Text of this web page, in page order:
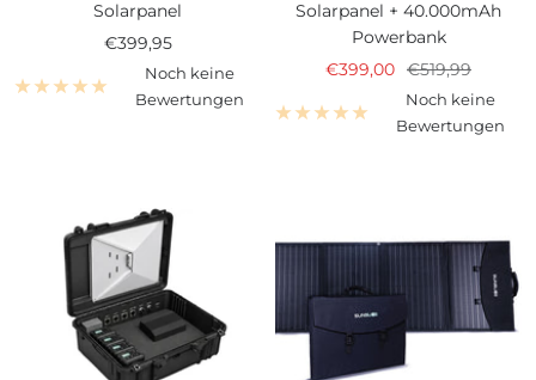
Solarpanel
Angebotspreis
€399,95
Noch keine
Bewertungen
Solarpanel + 40.000mAh
Powerbank
Angebotspreis
€399,00 Regulärer
Preis
€519,99
Noch keine
Bewertungen